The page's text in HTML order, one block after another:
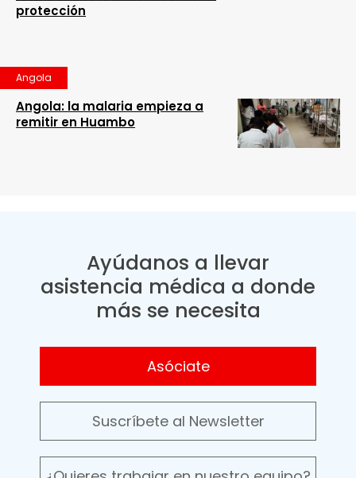
protección
Angola
Angola: la malaria empieza a
remitir en Huambo
Ayúdanos a llevar
asistencia médica a donde
más se necesita
Asóciate
Suscríbete al Newsletter